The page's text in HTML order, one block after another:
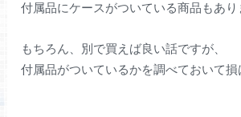
付属品にケースがついている商品もあり
もちろん、別で買えば良い話ですが、
付属品がついているかを調べておいて損